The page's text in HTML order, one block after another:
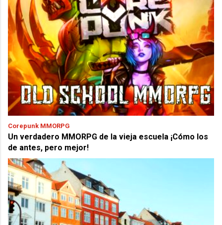
Corepunk MMORPG
Un verdadero MMORPG de la vieja escuela ¡Cómo los
de antes, pero mejor!